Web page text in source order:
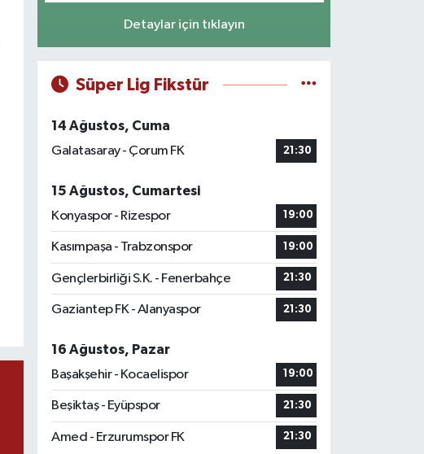
Detaylar için tıklayın
Süper Lig Fikstür
14 Ağustos, Cuma
Galatasaray - Çorum FK
21:30
15 Ağustos, Cumartesi
Konyaspor - Rizespor
19:00
Kasımpaşa - Trabzonspor 19:00
Gençlerbirliği S.K. - Fenerbahçe 21:30
Gaziantep FK - Alanyaspor 21:30
16 Ağustos, Pazar
Başakşehir - Kocaelispor
19:00
Beşiktaş - Eyüpspor 21:30
Amed - Erzurumspor FK 21:30